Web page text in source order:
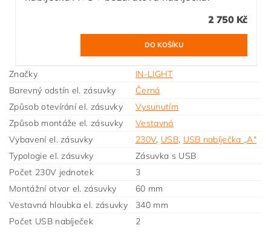
2 750 Kč
Značky
IN-LIGHT
Barevný odstín el. zásuvky
Černá
Způsob otevírání el. zásuvky
Vysunutím
Způsob montáže el. zásuvky
Vestavná
Vybavení el. zásuvky
230V, USB, USB nabíječka „A"
Typologie el. zásuvky
Zásuvka s USB
Počet 230V jednotek
3
Montážní otvor el. zásuvky
60 mm
Vestavná hloubka el. zásuvky
340 mm
Počet USB nabíječek
2